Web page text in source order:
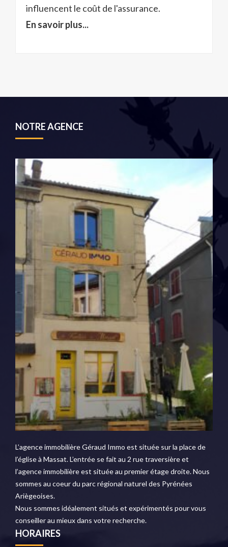
influencent le coût de l'assurance.
En savoir plus...
NOTRE AGENCE
L’agence immobilière Géraud Immo est située sur la place de
l’église à Massat. L’entrée se fait au 2 rue traversière et
l’agence immobilière est située au premier étage droite. Nous
sommes au coeur du parc régional naturel des Pyrénées
Ariègeoises.
Nous sommes idéalement situés et expérimentés pour vous
conseiller au mieux dans votre recherche.
HORAIRES